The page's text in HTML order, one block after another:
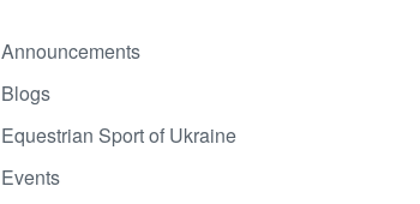
Announcements
Blogs
Equestrian Sport of Ukraine
Events